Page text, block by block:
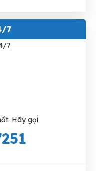
7
Hãy gọi